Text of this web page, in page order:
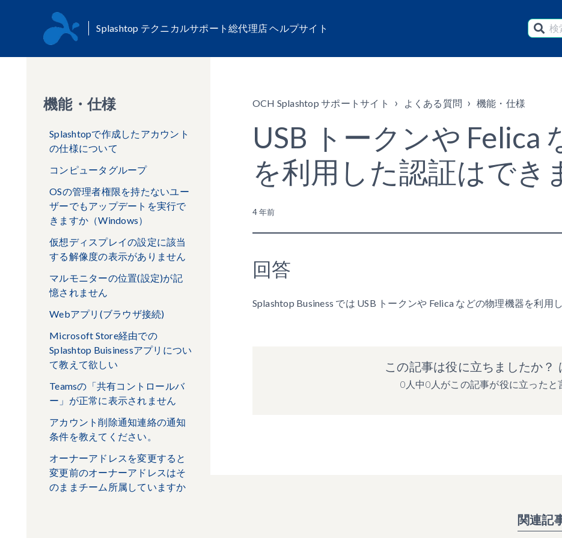
Splashtop テクニカルサポート総代理店 ヘルプサイト
機能・仕様
Splashtopで作成したアカウント
の仕様について
コンピュータグループ
OSの管理者権限を持たないユー
ザーでもアップデートを実行で
きますか（Windows）
仮想ディスプレイの設定に該当
する解像度の表示がありません
マルモニターの位置(設定)が記
憶されません
Webアプリ(ブラウザ接続)
Microsoft Store経由での
Splashtop Buisinessアプリについ
て教えて欲しい
Teamsの「共有コントロールバ
ー」が正常に表示されません
アカウント削除通知連絡の通知
条件を教えてください。
オーナーアドレスを変更すると
変更前のオーナーアドレスはそ
のままチーム所属していますか
OCH Splashtop サポートサイト よくある質問 機能・仕様
USB トークンや Felica
を利用した認証はでき
4 年前
回答
Splashtop Business では USB トークンや Felica などの物理機器を利用
この記事は役に立ちましたか？
0人中0人がこの記事が役に立ったと
関連記